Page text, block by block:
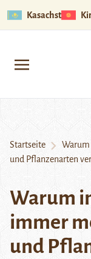
Kasachstan
Startseite
Warum
und Pflanzenarten
Warum
immer
und